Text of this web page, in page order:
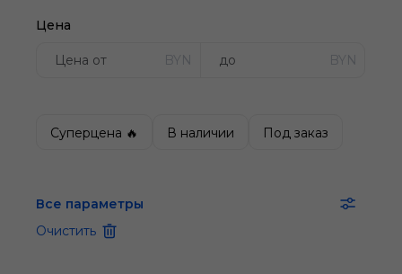
Цена
BYN BYN
Суперцена 🔥 В наличии Под заказ
Все параметры
Очистить